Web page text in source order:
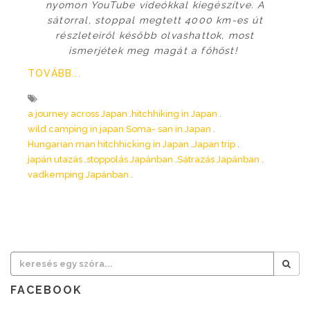
nyomon YouTube videókkal kiegészítve. A
sátorral, stoppal megtett 4000 km-es út
részleteiről később olvashattok, most
ismerjétek meg magát a főhőst!
TOVÁBB...
a journey across Japan hitchhiking in Japan
wild camping in japan Soma- san in Japan
Hungarian man hitchhicking in Japan Japan trip
japán utazás stoppolás Japánban Sátrazás Japánban
vadkemping Japánban
FACEBOOK